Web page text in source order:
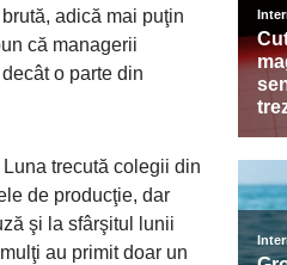
adică mai puţin
că managerii
o parte din
trecută colegii din
de producţie, dar
şi la sfârşitul lunii
au primit doar un